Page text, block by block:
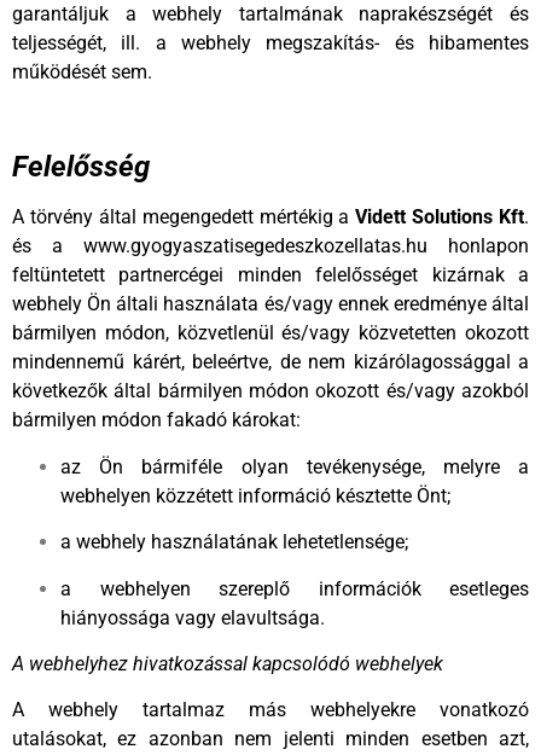
garantáljuk a webhely tartalmának naprakészségét és
teljességét, ill. a webhely megszakítás- és hibamentes
működését sem.
Felelősség
A törvény által megengedett mértékig aVidett Solutions Kft.
és a www.gyogyaszatisegedeszkozellatas.hu honlapon
feltüntetett partnercégei minden felelősséget kizárnak a
webhely Ön általi használata és/vagy ennek eredménye által
bármilyen módon, közvetlenül és/vagy közvetetten okozott
mindennemű kárért, beleértve, de nem kizárólagossággal a
következők által bármilyen módon okozott és/vagy azokból
bármilyen módon fakadó károkat:
az Ön bármiféle olyan tevékenysége, melyre a
webhelyen közzétett információ késztette Önt;
a webhely használatának lehetetlensége;
a webhelyen szereplő információk esetleges
hiányossága vagy elavultsága.
A webhelyhez hivatkozással kapcsolódó webhelyek
A webhely tartalmaz más webhelyekre vonatkozó
utalásokat, ez azonban nem jelenti minden esetben azt,